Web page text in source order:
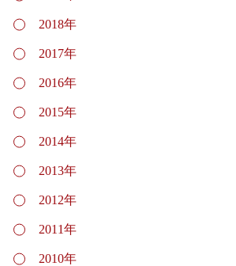
2018年
2017年
2016年
2015年
2014年
2013年
2012年
2011年
2010年